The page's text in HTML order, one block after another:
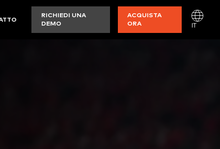
RICHIEDI UNA
DEMO
ACQUISTA
ORA
IT